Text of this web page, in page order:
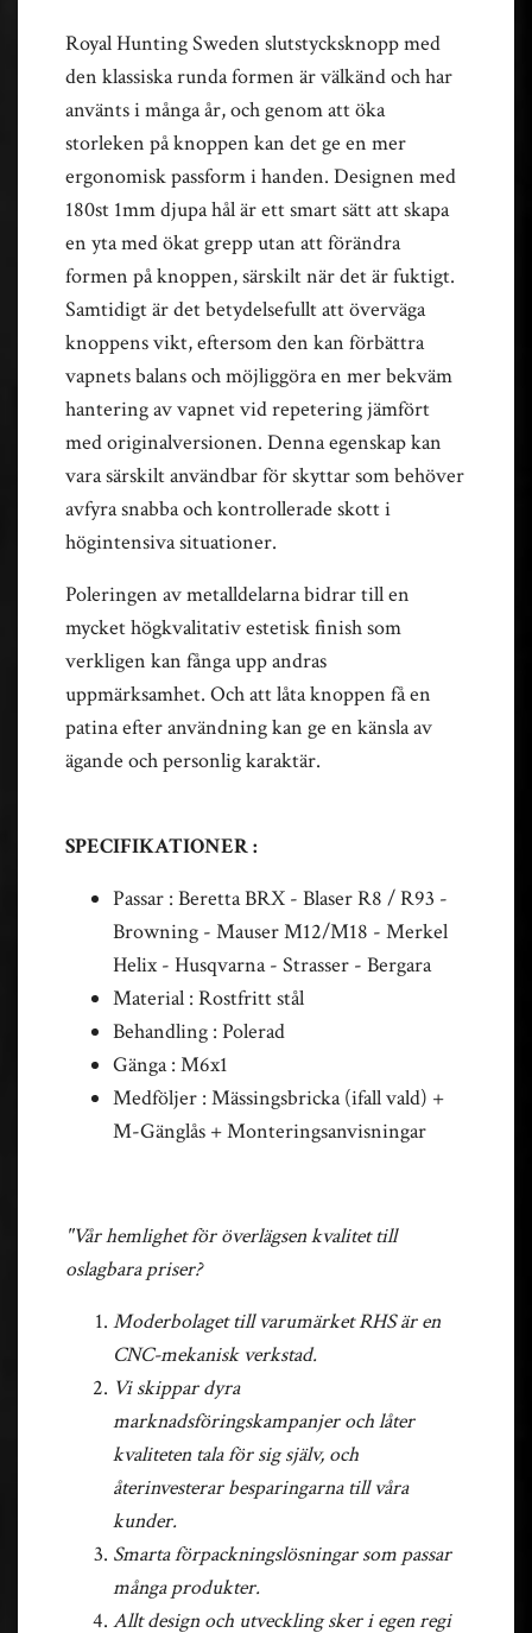
Royal Hunting Sweden slutstycksknopp med
den klassiska runda formen är välkänd och har
använts i många år, och genom att öka
storleken på knoppen kan det ge en mer
ergonomisk passform i handen. Designen med
180st 1mm djupa hål är ett smart sätt att skapa
en yta med ökat grepp utan att förändra
formen på knoppen, särskilt när det är fuktigt.
Samtidigt är det betydelsefullt att överväga
knoppens vikt, eftersom den kan förbättra
vapnets balans och möjliggöra en mer bekväm
hantering av vapnet vid repetering jämfört
med originalversionen. Denna egenskap kan
vara särskilt användbar för skyttar som behöver
avfyra snabba och kontrollerade skott i
högintensiva situationer.
Poleringen av metalldelarna bidrar till en
mycket högkvalitativ estetisk finish som
verkligen kan fånga upp andras
uppmärksamhet. Och att låta knoppen få en
patina efter användning kan ge en känsla av
ägande och personlig karaktär.
SPECIFIKATIONER :
Passar : Beretta BRX - Blaser R8 / R93 -
Browning - Mauser M12/M18 - Merkel
Helix - Husqvarna - Strasser - Bergara
Material : Rostfritt stål
Behandling : Polerad
Gänga : M6x1
Medföljer : Mässingsbricka (ifall vald) +
M-Gänglås + Monteringsanvisningar
"Vår hemlighet för överlägsen kvalitet till
oslagbara priser?
Moderbolaget till varumärket RHS är en
CNC-mekanisk verkstad.
Vi skippar dyra
marknadsföringskampanjer och låter
kvaliteten tala för sig själv, och
återinvesterar besparingarna till våra
kunder.
Smarta förpackningslösningar som passar
många produkter.
Allt design och utveckling sker i egen regi